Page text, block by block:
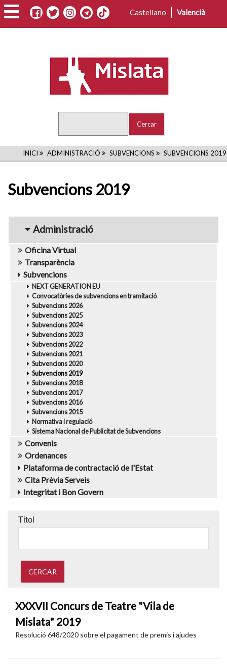
Vés
al
contingut
Castellano Valencià
FIL
INICI ADMINISTRACIÓ SUBVENCIONS SUBVENCIONS 2019
Subvencions 2019
navigation1
Administració
Oficina Virtual
Transparència
Subvencions
NEXT GENERATION EU
Convocatòries de subvencions en tramitació
Subvencions 2026
Subvencions 2025
Subvencions 2024
Subvencions 2023
Subvencions 2022
Subvencions 2021
Subvencions 2020
Subvencions 2019
Subvencions 2018
Subvencions 2017
Subvencions 2016
Subvencions 2015
Normativa i regulació
Sistema Nacional de Publicitat de Subvencions
Convenis
Ordenances
Plataforma de contractació de l'Estat
Cita Prèvia Serveis
Integritat i Bon Govern
Títol
XXXVII Concurs de Teatre "Vila de
Mislata" 2019
Resolució 648/2020 sobre el pagament de premis i ajudes